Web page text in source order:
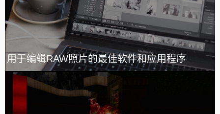
用于编辑RAW照片的最佳软件和应用程序